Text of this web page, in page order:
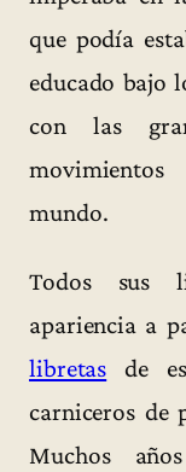
que podía
educado bajo
con las
mundo.
Todos sus
apariencia a
libretas de
carniceros de
Muchos